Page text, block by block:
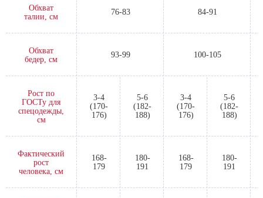
Обхват
талии, см
76-83 84-91
Обхват
бедер, см
93-99 100-105
Рост по
ГОСТу для
спецодежды,
см
3-4
(170-
176)
5-6
(182-
188)
3-4
(170-
176)
5-6
(182-
188)
Фактический
рост
человека, см
168-
179
180-
191
168-
179
180-
191